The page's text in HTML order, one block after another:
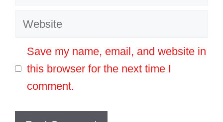
Website
Save my name, email, and website in
this browser for the next time I
comment.